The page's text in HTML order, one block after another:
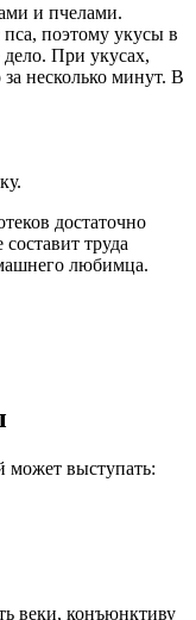
и пчелами.
пса, поэтому укусы в
При укусах,
за несколько минут. В
достаточно
труда
любимца.
может выступать:
веки, конъюнктиву